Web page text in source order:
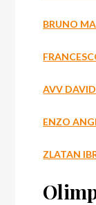
BRUNO
AVV
ENZO
ZLATAN